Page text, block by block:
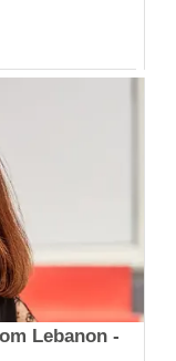
Lebanon -